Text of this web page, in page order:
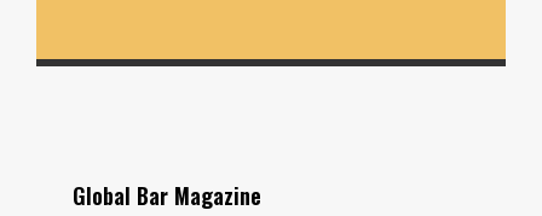
Global Bar Magazine